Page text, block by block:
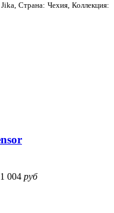
Страна: Чехия, Коллекция:
004 руб